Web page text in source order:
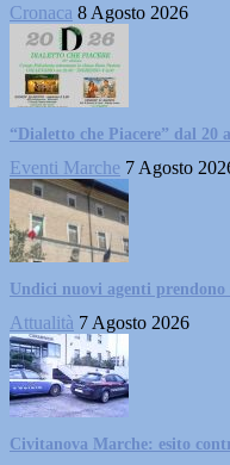
Cronaca 8 Agosto 2026
“Dialetto che Piacere” dal 20
Eventi Marche 7 Agosto
Undici nuovi agenti
Attualità 7 Agosto 2026
Civitanova Marche: esito